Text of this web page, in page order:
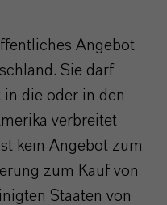
Angebot
Sie darf
die oder in den
verbreitet
kein Angebot zum
zum Kauf von
Staaten von